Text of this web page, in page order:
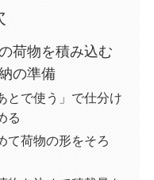
荷物を積み込む
の準備
とで使う」で仕分け
る
て荷物の形をそろ